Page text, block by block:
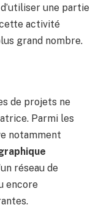
une partie
activité
grand nombre.
de projets ne
Parmi les
notamment
réseau de
encore